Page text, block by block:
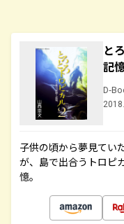
と
記
D-
子供の頃から夢見てい
が、島で出合うトロピ
憶。